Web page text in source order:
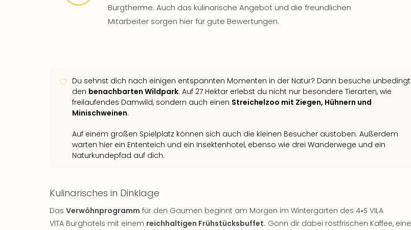
Burgtherme. Auch das kulinarische Angebot und die freundlichen
Mitarbeiter sorgen hier für gute Bewertungen.
Du sehnst dich nach einigen entspannten Momenten in der Natur? Dann besuche unbedingt
den benachbarten Wildpark. Auf 27 Hektar erlebst du nicht nur besondere Tierarten, wie
freilaufendes Damwild, sondern auch einen Streichelzoo mit Ziegen, Hühnern und
Minischweinen.
Auf einem großen Spielplatz können sich auch die kleinen Besucher austoben. Außerdem
warten hier ein Ententeich und ein Insektenhotel, ebenso wie drei Wanderwege und ein
Naturkundepfad auf dich.
Kulinarisches in Dinklage
Das Verwöhnprogramm für den Gaumen beginnt am Morgen im Wintergarten des 4⭑S VILA
VITA Burghotels mit einem reichhaltigen Frühstücksbuffet. Gönn dir dabei röstfrischen Kaffee, eine